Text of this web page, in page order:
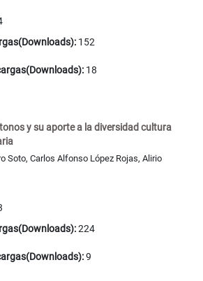
152
18
y su aporte a la diversidad cultura
Soto, Carlos Alfonso López Rojas, Alirio
224
9